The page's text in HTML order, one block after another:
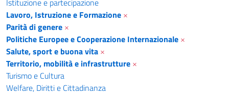
Istituzione e partecipazione
Lavoro, Istruzione e Formazione ×
Parità di genere ×
Politiche Europee e Cooperazione Internazionale ×
Salute, sport e buona vita ×
Territorio, mobilità e infrastrutture ×
Turismo e Cultura
Welfare, Diritti e Cittadinanza